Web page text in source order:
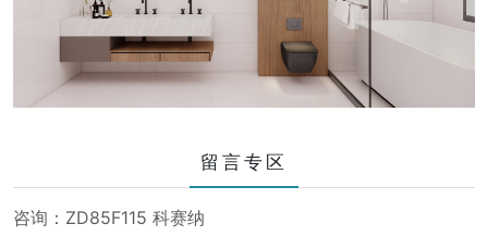
留言专区
咨询：ZD85F115 科赛纳